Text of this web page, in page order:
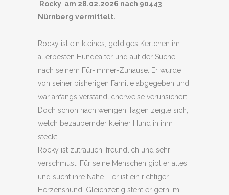
Rocky am 28.02.2026 nach 90443
Nürnberg vermittelt.
Rocky ist ein kleines, goldiges Kerlchen im
allerbesten Hundealter und auf der Suche
nach seinem Für-immer-Zuhause. Er wurde
von seiner bisherigen Familie abgegeben und
war anfangs verständlicherweise verunsichert.
Doch schon nach wenigen Tagen zeigte sich,
welch bezaubernder kleiner Hund in ihm
steckt.
Rocky ist zutraulich, freundlich und sehr
verschmust. Für seine Menschen gibt er alles
und sucht ihre Nähe – er ist ein richtiger
Herzenshund. Gleichzeitig steht er gern im